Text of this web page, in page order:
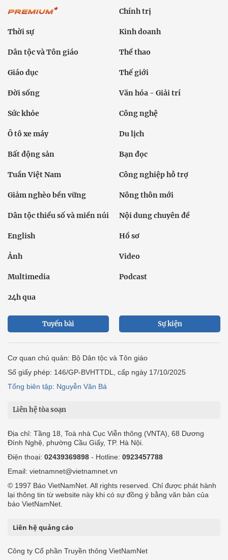
Chính trị
Thời sự Kinh doanh
Dân tộc và Tôn giáo Thể thao
Giáo dục Thế giới
Đời sống Văn hóa - Giải trí
Sức khỏe Công nghệ
Ô tô xe máy Du lịch
Bất động sản Bạn đọc
Tuần Việt Nam Công nghiệp hỗ trợ
Giảm nghèo bền vững Nông thôn mới
Dân tộc thiểu số và miền núi Nội dung chuyên đề
English Hồ sơ
Ảnh Video
Multimedia Podcast
24h qua
Tuyến bài Sự kiện
Cơ quan chủ quản: Bộ Dân tộc và Tôn giáo
Số giấy phép: 146/GP-BVHTTDL, cấp ngày 17/10/2025
Tổng biên tập: Nguyễn Văn Bá
Liên hệ tòa soạn
Địa chỉ: Tầng 18, Toà nhà Cục Viễn thông (VNTA), 68 Dương
Đình Nghệ, phường Cầu Giấy, TP. Hà Nội.
Điện thoại: 02439369898 - Hotline: 0923457788
Email: vietnamnet@vietnamnet.vn
© 1997 Báo VietNamNet. All rights reserved. Chỉ được phát hành
lại thông tin từ website này khi có sự đồng ý bằng văn bản của
báo VietNamNet.
Liên hệ quảng cáo
Công ty Cổ phần Truyền thông VietNamNet